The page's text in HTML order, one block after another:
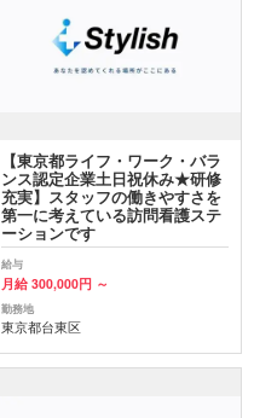
【東京都ライフ・ワーク・バラ
ンス認定企業土日祝休み★研修
充実】スタッフの働きやすさを
第一に考えている訪問看護ステ
ーションです
給与
月給 300,000円 ～
勤務地
東京都台東区